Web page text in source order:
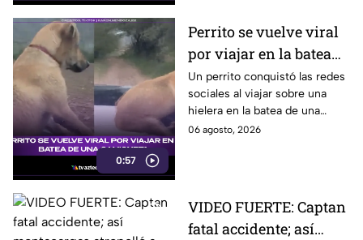
0:57
Perrito se vuelve viral
por viajar en la batea
de una camioneta
Un perrito conquistó las redes
sociales al viajar sobre una
hielera en la batea de una
camioneta y mantener el
06 agosto, 2026
VIDEO FUERTE: Captan
fatal accidente; así